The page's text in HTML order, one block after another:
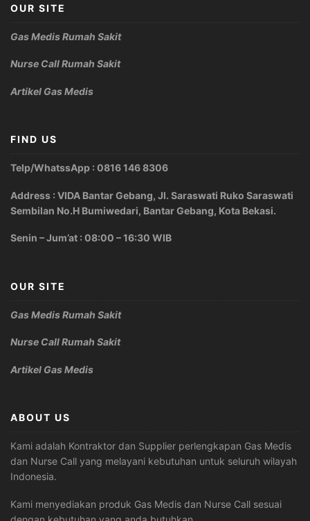
OUR SITE
Gas Medis Rumah Sakit
Nurse Call Rumah Sakit
Artikel Gas Medis
FIND US
Telp/WhatssApp : 0816 146 8306
Address : VIDA Bantar Gebang, Jl. Saraswati Ruko Saraswati
Sembilan No.H Bumiwedari, Bantar Gebang, Kota Bekasi.
Senin – Jum’at : 08:00 – 16:30 WIB
OUR SITE
Gas Medis Rumah Sakit
Nurse Call Rumah Sakit
Artikel Gas Medis
ABOUT US
Kami adalah Kontraktor dan Supplier perlengkapan Gas Medis
dan Nurse Call yang melayani kebutuhan untuk seluruh wilayah
Indonesia.
Kami menyediakan produk Gas Medis dan Nurse Call sesuai